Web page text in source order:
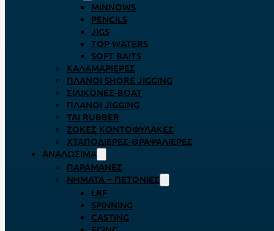
MINNOWS
PENCILS
JIGS
TOP WATERS
SOFT BAITS
ΚΑΛΑΜΑΡΙΈΡΕΣ
ΠΛΆΝΟΙ SHORE JIGGING
ΣΙΛΙΚΌΝΕΣ-BOAT
ΠΛΆΝΟΙ JIGGING
TAI RUBBER
ΖΌΚΕΣ ΚΟΝΤΟΦΎΛΑΚΕΣ
ΧΤΑΠΟΔΙΈΡΕΣ-ΘΡΑΨΑΛΙΈΡΕΣ
ΑΝΑΛΏΣΙΜΑ
ΠΑΡΑΜΆΝΕΣ
ΝΉΜΑΤΑ – ΠΕΤΟΝΙΈΣ
LRF
SPINNING
CASTING